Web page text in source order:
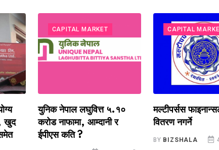
CAPITAL MARKET
युनिक नेपाल लघुवित्त ५.१०
करोड नाफामा, आम्दानी र
ईपीएस कति ?
CAPITAL MARKET
मल्टीपर्सस फाइनान्सले
वितरण नगर्ने
BIZSHALA 4